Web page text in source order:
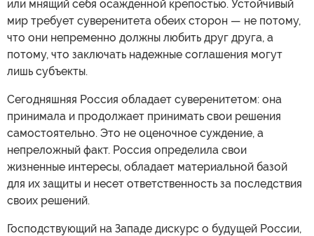
или мнящий себя осажденной крепостью. Устойчивый
мир требует суверенитета обеих сторон — не потому,
что они непременно должны любить друг друга, а
потому, что заключать надежные соглашения могут
лишь субъекты.
Сегодняшняя Россия обладает суверенитетом: она
принимала и продолжает принимать свои решения
самостоятельно. Это не оценочное суждение, а
непреложный факт. Россия определила свои
жизненные интересы, обладает материальной базой
для их защиты и несет ответственность за последствия
своих решений.
Господствующий на Западе дискурс о будущей России,